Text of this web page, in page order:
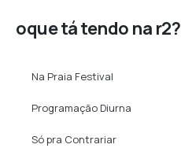
oque tá tendo na r2?
Na Praia Festival
Programação Diurna
Só pra Contrariar